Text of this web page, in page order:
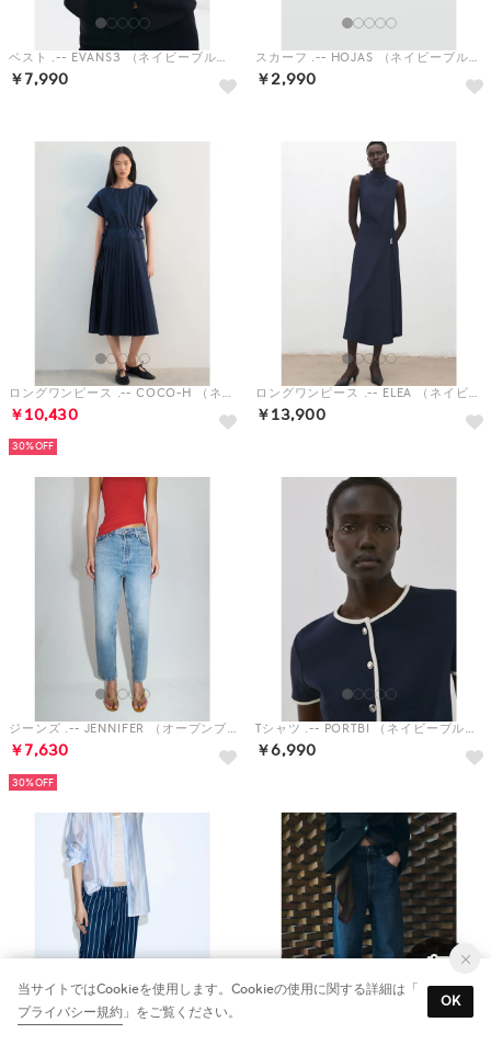
ベスト .-- EVANS3 （ネイビーブルー）
￥7,990
スカーフ .-- HOJAS （ネイビーブルー）
￥2,990
ロングワンピース .-- COCO-H （ネイビーブルー）
￥10,430
30%
ロングワンピース .-- ELEA （ネイビーブルー）
￥13,900
ジーンズ .-- JENNIFER （オープンブルー）
￥7,630
30%
Tシャツ .-- PORTBI （ネイビーブルー）
￥6,990
当サイトではCookieを使用します。Cookieの使用に関する詳細は「
プライバシー規約 」をご覧ください。
OK